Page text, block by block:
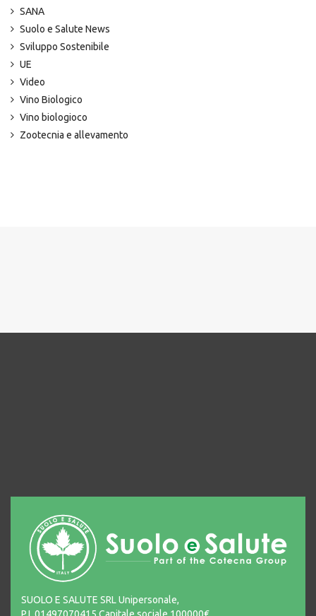
SANA
Suolo e Salute News
Sviluppo Sostenibile
UE
Video
Vino Biologico
Vino biologioco
Zootecnia e allevamento
SUOLO E SALUTE SRL Unipersonale,